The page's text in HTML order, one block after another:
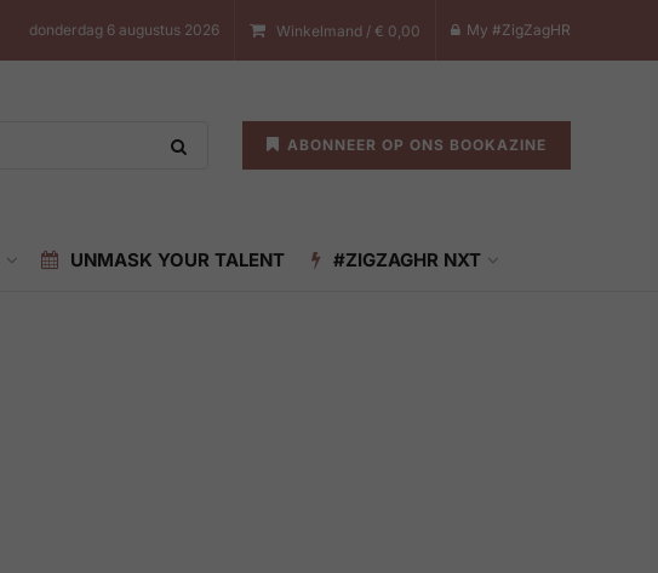
donderdag 6 augustus 2026 Winkelmand / € 0,00 My #ZigZagHR
ABONNEER OP ONS BOOKAZINE
UNMASK YOUR TALENT #ZIGZAGHR NXT